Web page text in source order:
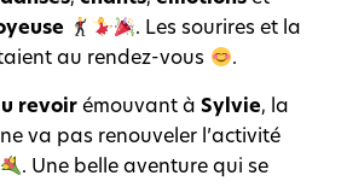
. Les sourires et la
au rendez-vous
.
revoir émouvant àSylvie, la
va pas renouveler l’activité
. Une belle aventure qui se